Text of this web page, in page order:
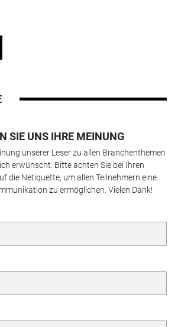
SIE UNS IHRE MEINUNG
unserer Leser zu allen Branchenthemen
erwünscht. Bitte achten Sie bei Ihren
die Netiquette, um allen Teilnehmern eine
zu ermöglichen. Vielen Dank!